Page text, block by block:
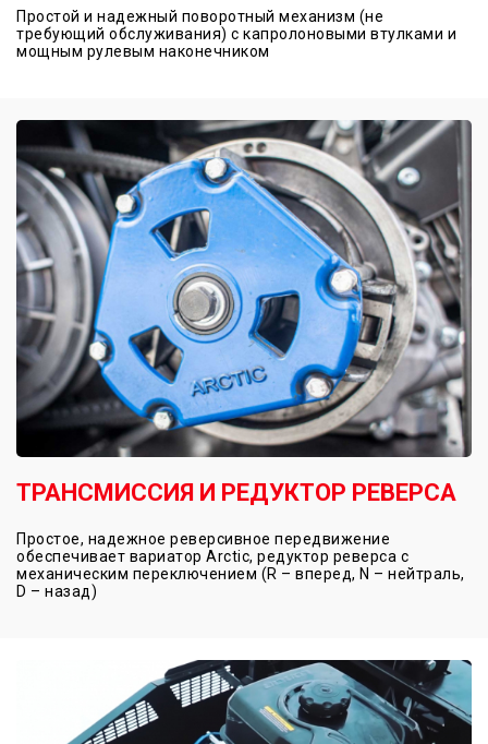
Простой и надежный поворотный механизм (не
требующий обслуживания) с капролоновыми втулками и
мощным рулевым наконечником
ТРАНСМИССИЯ И РЕДУКТОР РЕВЕРСА
Простое, надежное реверсивное передвижение
обеспечивает вариатор Arctic, редуктор реверса с
механическим переключением (R – вперед, N – нейтраль,
D – назад)